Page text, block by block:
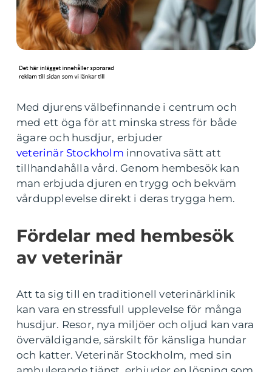
Med djurens välbefinnande i centrum och
med ett öga för att minska stress för både
ägare och husdjur, erbjuder
veterinär Stockholm innovativa sätt att
tillhandahålla vård. Genom hembesök kan
man erbjuda djuren en trygg och bekväm
vårdupplevelse direkt i deras trygga hem.
Fördelar med hembesök
av veterinär
Att ta sig till en traditionell veterinärklinik
kan vara en stressfull upplevelse för många
husdjur. Resor, nya miljöer och oljud kan vara
överväldigande, särskilt för känsliga hundar
och katter. Veterinär Stockholm, med sin